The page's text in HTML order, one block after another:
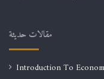
مقالات حديثة
Introduction To